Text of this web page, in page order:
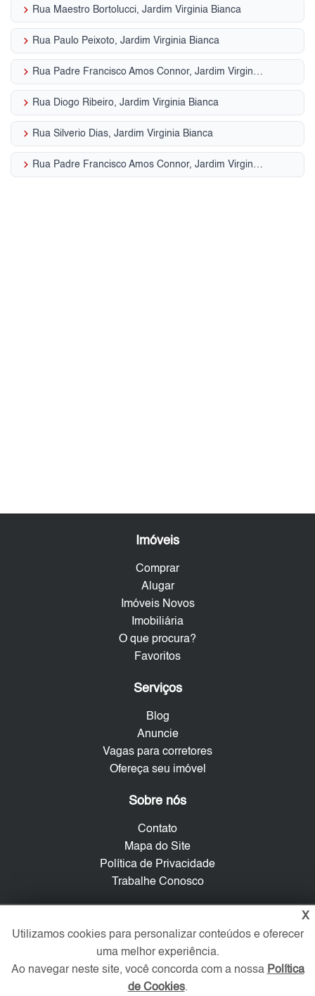
keyboard_arrow_right Rua Maestro Bortolucci, Jardim Virginia Bianca
keyboard_arrow_right Rua Paulo Peixoto, Jardim Virginia Bianca
keyboard_arrow_right Rua Padre Francisco Amos Connor, Jardim Virginia Bianca
keyboard_arrow_right Rua Diogo Ribeiro, Jardim Virginia Bianca
keyboard_arrow_right Rua Silverio Dias, Jardim Virginia Bianca
keyboard_arrow_right Rua Padre Francisco Amos Connor, Jardim Virginia Bianca
Imóveis
Comprar
Alugar
Imóveis Novos
Imobiliária
O que procura?
Favoritos
Serviços
Blog
Anuncie
Vagas para corretores
Ofereça seu imóvel
Sobre nós
Contato
Mapa do Site
Política de Privacidade
Trabalhe Conosco
Redes Sociais
X
Utilizamos cookies para personalizar conteúdos e oferecer
uma melhor experiência.
Ao navegar neste site, você concorda com a nossa Política
de Cookies.